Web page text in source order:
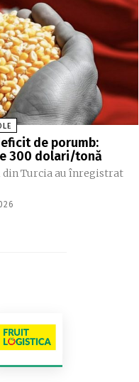
de porumb:
300 dolari/tonă
Turcia au înregistrat